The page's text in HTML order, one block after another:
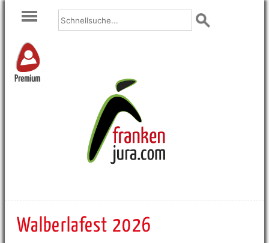
Premium
Walberlafest 2026